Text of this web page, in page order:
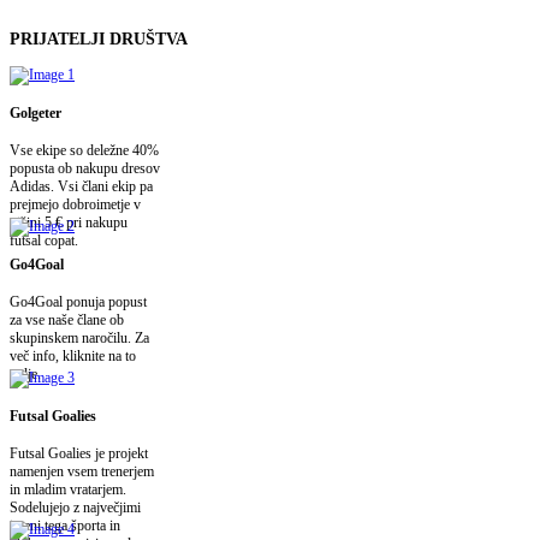
PRIJATELJI DRUŠTVA
Golgeter
Vse ekipe so deležne 40%
popusta ob nakupu dresov
Adidas. Vsi člani ekip pa
prejmejo dobroimetje v
višini 5 € pri nakupu
futsal copat.
Go4Goal
Go4Goal ponuja popust
za vse naše člane ob
skupinskem naročilu. Za
več info, kliknite na to
polje.
Futsal Goalies
Futsal Goalies je projekt
namenjen vsem trenerjem
in mladim vratarjem.
Sodelujejo z največjimi
imeni tega športa in